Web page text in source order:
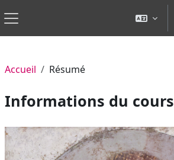
Panneau latéral
Accueil Résumé
Informations du cours